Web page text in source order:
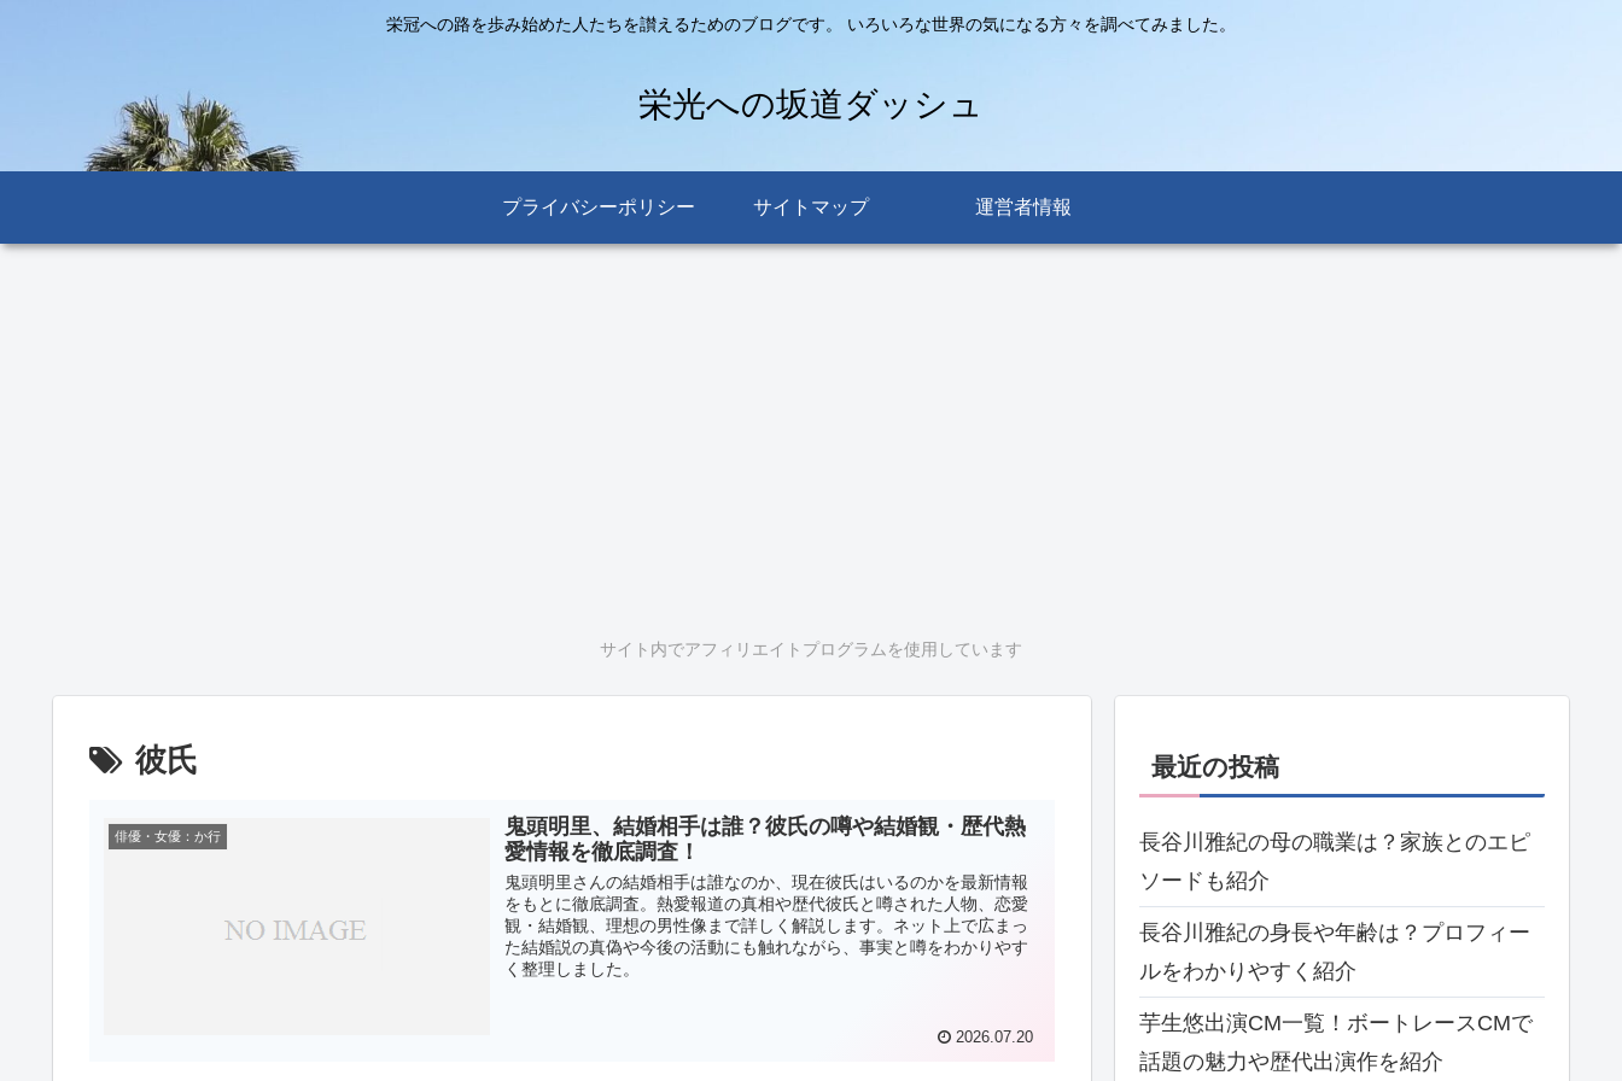
栄冠への路を歩み始めた人たちを讃えるためのブログです。 いろいろな世界の気になる方々を調べてみました。
栄光への坂道ダッシュ
プライバシーポリシー サイトマップ 運営者情報
サイト内でアフィリエイトプログラムを使用しています
彼氏
俳優・女優：か行
鬼頭明里、結婚相手は誰？彼氏の噂や結婚観・歴代熱
愛情報を徹底調査！
鬼頭明里さんの結婚相手は誰なのか、現在彼氏はいるのかを最新情報
をもとに徹底調査。熱愛報道の真相や歴代彼氏と噂された人物、恋愛
観・結婚観、理想の男性像まで詳しく解説します。ネット上で広まっ
た結婚説の真偽や今後の活動にも触れながら、事実と噂をわかりやす
く整理しました。
2026.07.20
最近の投稿
長谷川雅紀の母の職業は？家族とのエピ
ソードも紹介
長谷川雅紀の身長や年齢は？プロフィー
ルをわかりやすく紹介
芋生悠出演CM一覧！ボートレースCMで
話題の魅力や歴代出演作を紹介